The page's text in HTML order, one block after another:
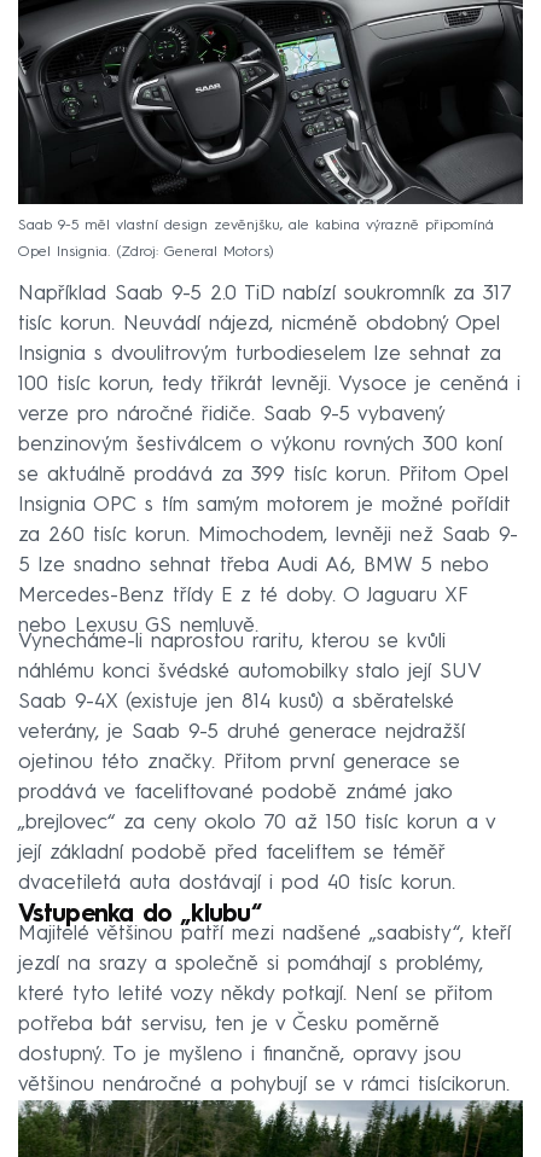
Saab 9-5 měl vlastní design zevěnjšku, ale kabina výrazně připomíná
Opel Insignia.
Zdroj: General Motors
Například Saab 9-5 2.0 TiD nabízí soukromník za 317
tisíc korun. Neuvádí nájezd, nicméně obdobný Opel
Insignia s dvoulitrovým turbodieselem lze sehnat za
100 tisíc korun, tedy třikrát levněji. Vysoce je ceněná i
verze pro náročné řidiče. Saab 9-5 vybavený
benzinovým šestiválcem o výkonu rovných 300 koní
se aktuálně prodává za 399 tisíc korun. Přitom Opel
Insignia OPC s tím samým motorem je možné pořídit
za 260 tisíc korun. Mimochodem, levněji než Saab 9-
5 lze snadno sehnat třeba Audi A6, BMW 5 nebo
Mercedes-Benz třídy E z té doby. O Jaguaru XF
nebo Lexusu GS nemluvě.
Vynecháme-li naprostou raritu, kterou se kvůli
náhlému konci švédské automobilky stalo její SUV
Saab 9-4X (existuje jen 814 kusů) a sběratelské
veterány, je Saab 9-5 druhé generace nejdražší
ojetinou této značky. Přitom první generace se
prodává ve faceliftované podobě známé jako
„brejlovec“ za ceny okolo 70 až 150 tisíc korun a v
její základní podobě před faceliftem se téměř
dvacetiletá auta dostávají i pod 40 tisíc korun.
Vstupenka do „klubu“
Majitelé většinou patří mezi nadšené „saabisty“, kteří
jezdí na srazy a společně si pomáhají s problémy,
které tyto letité vozy někdy potkají. Není se přitom
potřeba bát servisu, ten je v Česku poměrně
dostupný. To je myšleno i finančně, opravy jsou
většinou nenáročné a pohybují se v rámci tisícikorun.